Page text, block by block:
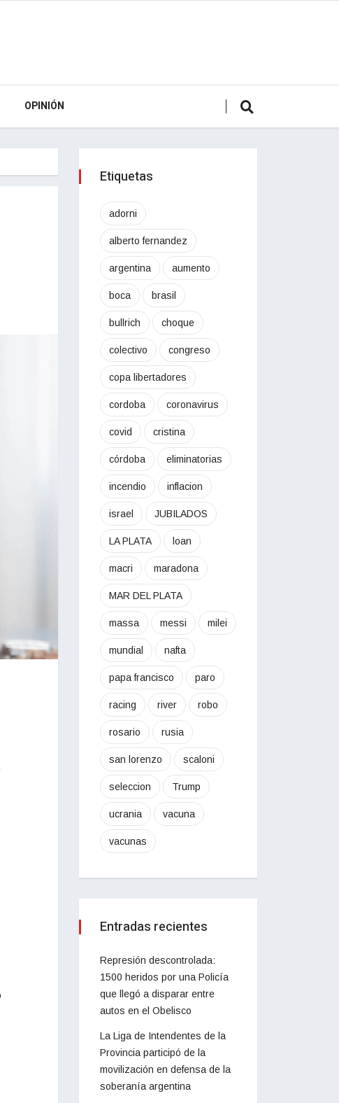
OPINIÓN
Etiquetas
adorni
alberto fernandez
argentina aumento
boca brasil
bullrich choque
colectivo congreso
copa libertadores
cordoba coronavirus
covid cristina
córdoba eliminatorias
incendio inflacion
israel JUBILADOS
LA PLATA loan
macri maradona
MAR DEL PLATA
massa messi milei
mundial nafta
papa francisco paro
racing river robo
rosario rusia
san lorenzo scaloni
seleccion Trump
ucrania vacuna
vacunas
Entradas recientes
Represión descontrolada:
1500 heridos por una Policía
que llegó a disparar entre
autos en el Obelisco
La Liga de Intendentes de la
Provincia participó de la
movilización en defensa de la
soberanía argentina